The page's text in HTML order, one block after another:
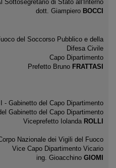
Sottosegretario di Stato all'Interno
dott. Giampiero BOCCI
del Soccorso Pubblico e della
Difesa Civile
Capo Dipartimento
Prefetto Bruno FRATTASI
- Gabinetto del Capo Dipartimento
Gabinetto del Capo Dipartimento
Viceprefetto Iolanda ROLLI
Nazionale dei Vigili del Fuoco
Vice Capo Dipartimento Vicario
ing. Gioacchino GIOMI